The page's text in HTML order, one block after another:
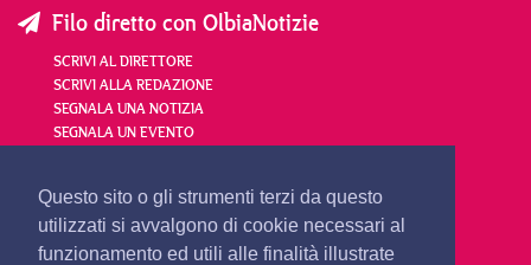
Questo sito o gli strumenti terzi da questo
utilizzati si avvalgono di cookie necessari al
funzionamento ed utili alle finalità illustrate
Filo diretto con OlbiaNotizie
SCRIVI AL DIRETTORE
SCRIVI ALLA REDAZIONE
SEGNALA UNA NOTIZIA
SEGNALA UN EVENTO
redazione@olbianotizie.it